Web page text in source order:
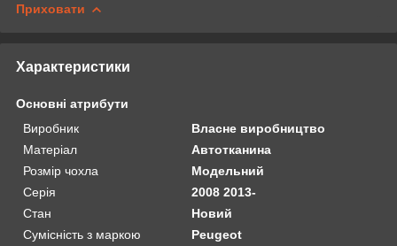
Приховати
Характеристики
Основні атрибути
Виробник
Власне виробництво
Матеріал
Автотканина
Розмір чохла
Модельний
Серія
2008 2013-
Стан
Новий
Сумісність з маркою
Peugeot